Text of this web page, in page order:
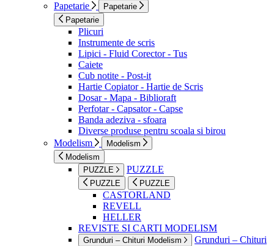
Papetarie
Papetarie
Papetarie
Plicuri
Instrumente de scris
Lipici - Fluid Corector - Tus
Caiete
Cub notite - Post-it
Hartie Copiator - Hartie de Scris
Dosar - Mapa - Biblioraft
Perfotar - Capsator - Capse
Banda adeziva - sfoara
Diverse produse pentru scoala si birou
Modelism
Modelism
Modelism
PUZZLE
PUZZLE
PUZZLE PUZZLE
CASTORLAND
REVELL
HELLER
REVISTE SI CARTI MODELISM
Grunduri – Chituri Modelism
Grunduri – Chituri